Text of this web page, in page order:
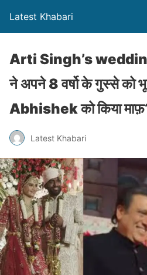
Latest Khabari
Arti Singh’s
ने अपने 8 वर्षो के गुस्से
Abhishek को किया
Latest Khabari